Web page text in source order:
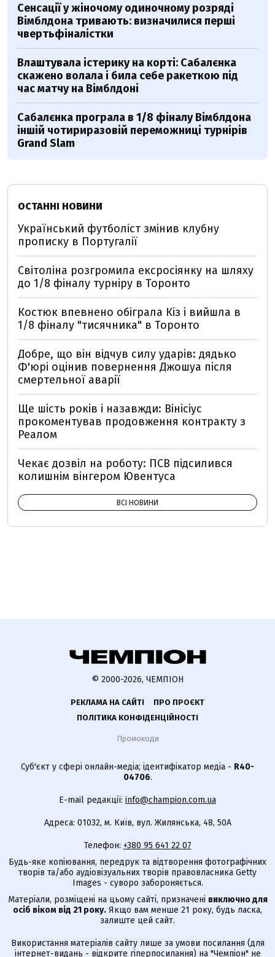
Сенсації у жіночому одиночному розряді
Вімблдона тривають: визначилися перші
чвертьфіналістки
Влаштувала істерику на корті: Сабалєнка
скажено волала і била себе ракеткою під
час матчу на Вімблдоні
Сабалєнка програла в 1/8 фіналу Вімблдона
іншій чотириразовій переможниці турнірів
Grand Slam
ОСТАННІ НОВИНИ
Український футболіст змінив клубну
прописку в Португалії
Світоліна розгромила ексросіянку на шляху
до 1/8 фіналу турніру в Торонто
Костюк впевнено обіграла Кіз і вийшла в
1/8 фіналу "тисячника" в Торонто
Добре, що він відчув силу ударів: дядько
Ф'юрі оцінив повернення Джошуа після
смертельної аварії
Ще шість років і назавжди: Вінісіус
прокоментував продовження контракту з
Реалом
Чекає дозвіл на роботу: ПСВ підсилився
колишнім вінгером Ювентуса
ВСІ НОВИНИ
© 2000-2026, ЧЕМПІОН
РЕКЛАМА НА САЙТІ
ПРО ПРОЄКТ
ПОЛІТИКА КОНФІДЕНЦІЙНОСТІ
Промокоди
Суб'єкт у сфері онлайн-медіа; ідентифікатор медіа - R40-
04706.
E-mail редакції: info@champion.com.ua
Адреса: 01032, м. Київ, вул. Жилянська, 48, 50А
Телефон: +380 95 641 22 07
Будь-яке копіювання, передрук та відтворення фотографічних
творів та/або аудіовізуальних творів правовласника Getty
Images - суворо забороняється.
Матеріали, розміщені на цьому сайті, призначені виключно для
осіб віком від 21 року. Якщо вам менше 21 року, будь ласка,
залиште цей сайт.
Використання матеріалів сайту лише за умови посилання (для
інтернет-видань - відкрите гіперпосилання) на "Чемпіон" не